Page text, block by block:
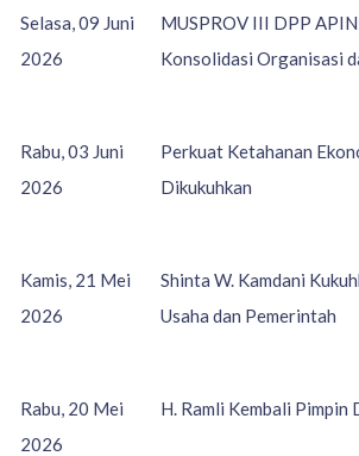
Selasa, 09 Juni
2026
MUSPROV III DPP
Konsolidasi Organisasi
Rabu, 03 Juni
2026
Perkuat Ketahanan
Dikukuhkan
Kamis, 21 Mei
2026
Shinta W. Kamdani
Usaha dan Pemerintah
Rabu, 20 Mei
2026
H. Ramli Kembali